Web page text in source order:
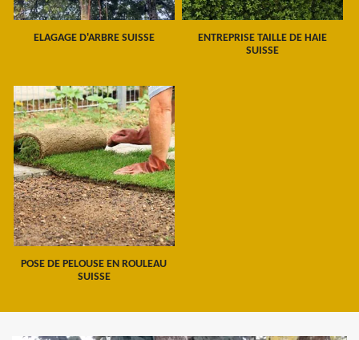
ELAGAGE D'ARBRE SUISSE
ENTREPRISE TAILLE DE HAIE
SUISSE
POSE DE PELOUSE EN ROULEAU
SUISSE